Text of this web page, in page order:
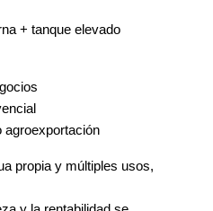
+ tanque elevado
agroexportación
propia y múltiples usos,